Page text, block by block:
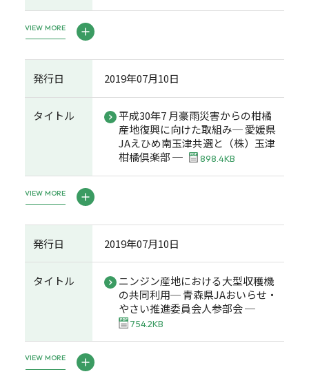
VIEW MORE
発行日 2019年07月10日
タイトル
平成30年7 月豪雨災害からの柑橘
産地復興に向けた取組み─ 愛媛県
JAえひめ南玉津共選と（株）玉津
柑橘倶楽部 ─
898.4KB
VIEW MORE
発行日 2019年07月10日
タイトル
ニンジン産地における大型収穫機
の共同利用─ 青森県JAおいらせ・
やさい推進委員会人参部会 ─
754.2KB
VIEW MORE